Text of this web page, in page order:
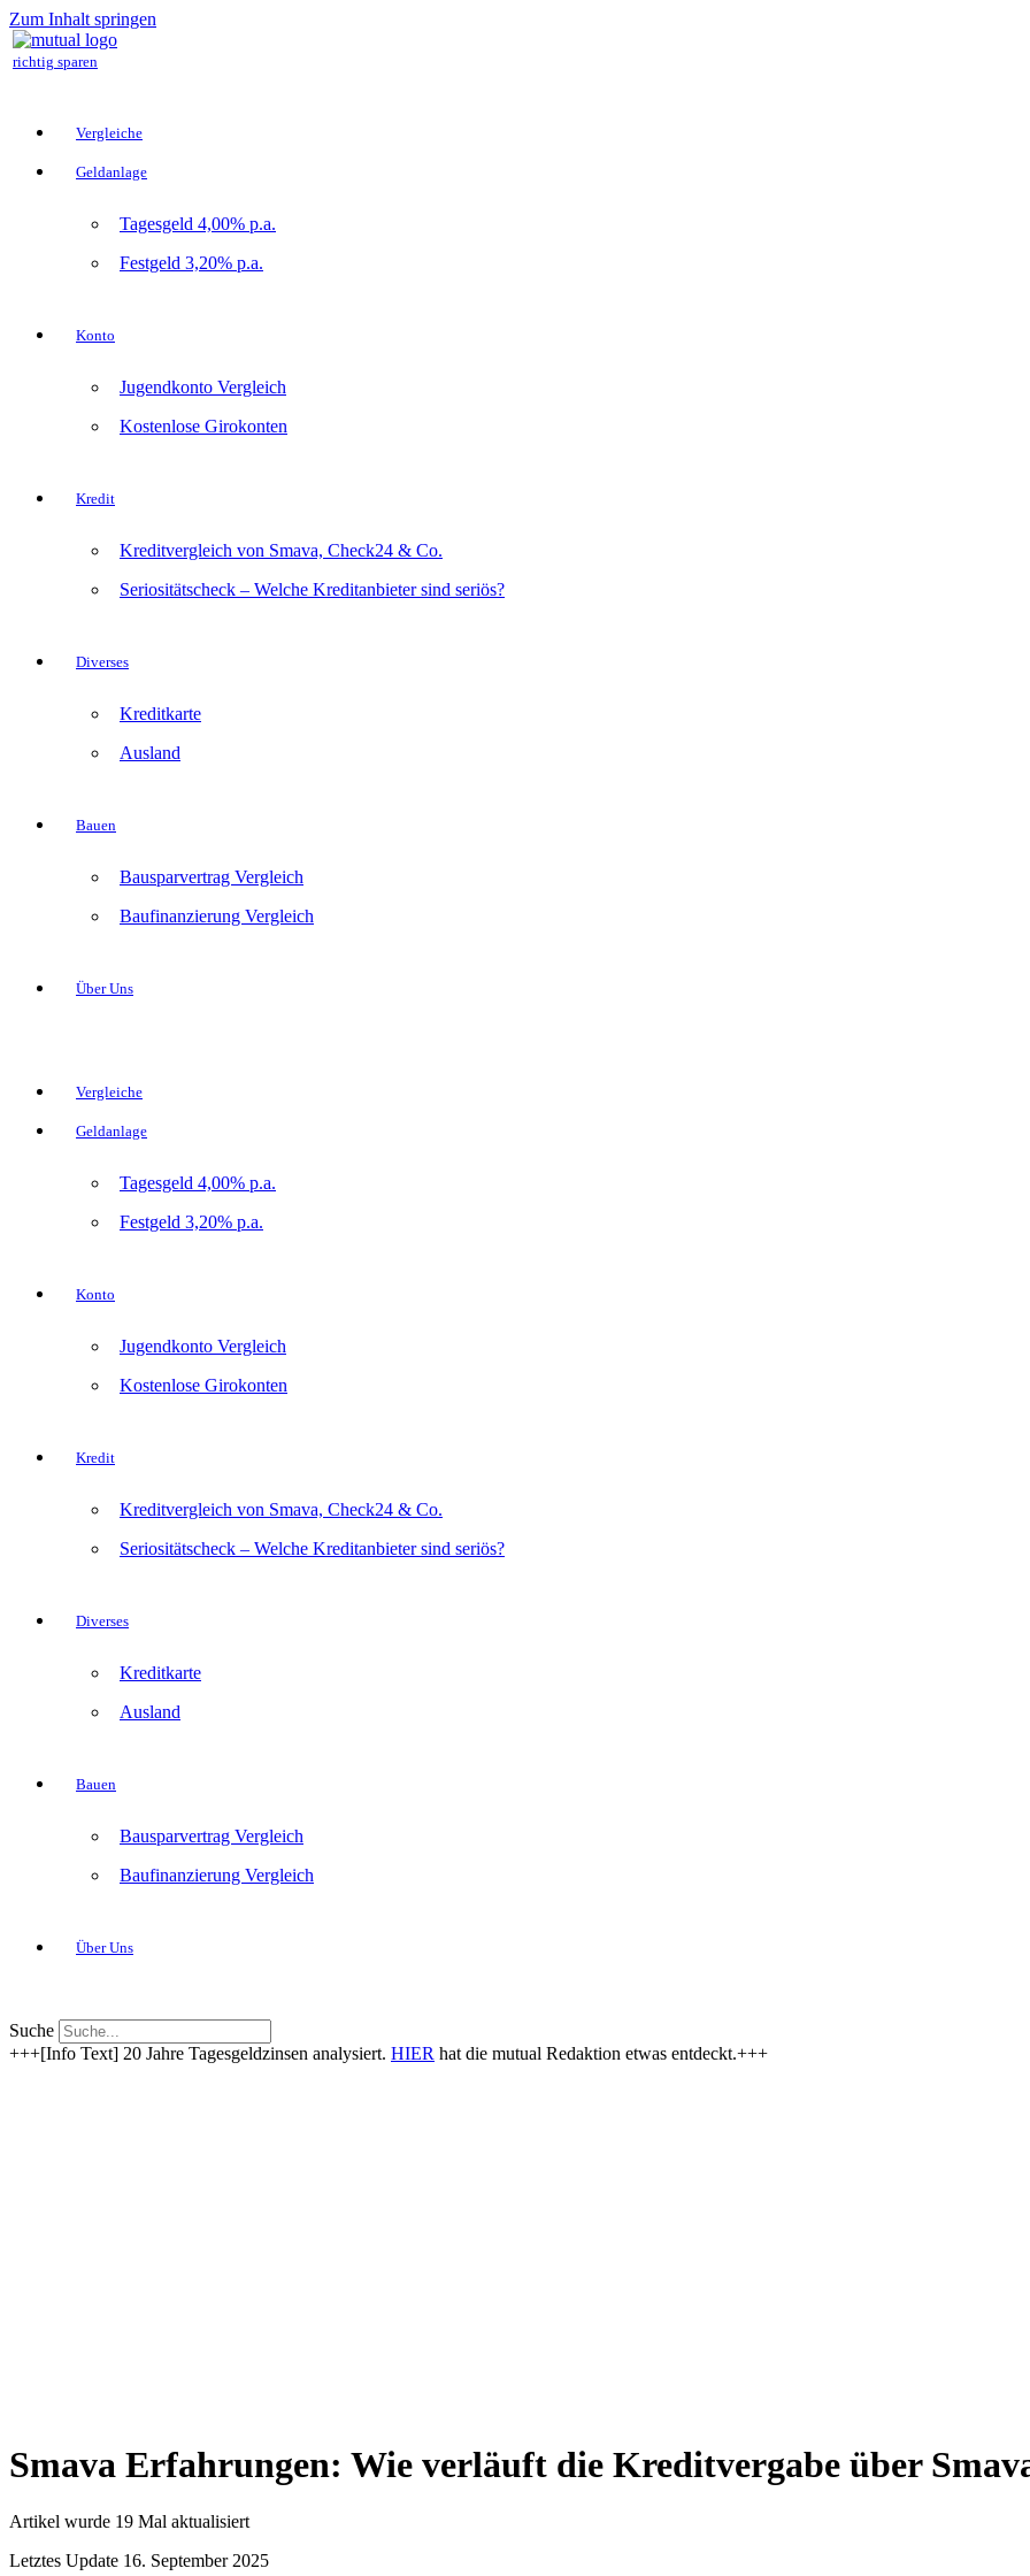
Zum Inhalt springen
richtig sparen
Vergleiche
Geldanlage
Tagesgeld 4,00% p.a.
Festgeld 3,20% p.a.
Konto
Jugendkonto Vergleich
Kostenlose Girokonten
Kredit
Kreditvergleich von Smava, Check24 & Co.
Seriositätscheck – Welche Kreditanbieter sind seriös?
Diverses
Kreditkarte
Ausland
Bauen
Bausparvertrag Vergleich
Baufinanzierung Vergleich
Über Uns
Vergleiche
Geldanlage
Tagesgeld 4,00% p.a.
Festgeld 3,20% p.a.
Konto
Jugendkonto Vergleich
Kostenlose Girokonten
Kredit
Kreditvergleich von Smava, Check24 & Co.
Seriositätscheck – Welche Kreditanbieter sind seriös?
Diverses
Kreditkarte
Ausland
Bauen
Bausparvertrag Vergleich
Baufinanzierung Vergleich
Über Uns
Suche
+++[Info Text] 20 Jahre Tagesgeldzinsen analysiert. HIER hat die mutual Redaktion etwas entdeckt.+++
Smava Erfahrungen: Wie verläuft die Kreditvergabe über
Artikel wurde 19 Mal aktualisiert
Letztes Update 16. September 2025